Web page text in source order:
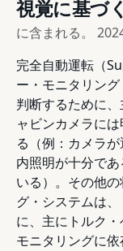
視覚に基づ
に含まれる。
完全自動運転（
ー・モニタリン
判断するために
ャビンカメラに
る（例：カメラ
内照明が十分で
いる）。その他
グ・システムは
に、主にトルク
モニタリングに依